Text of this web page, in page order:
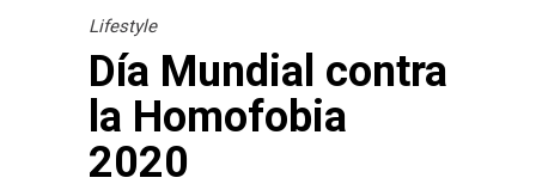
Lifestyle
Día Mundial contra
la Homofobia
2020